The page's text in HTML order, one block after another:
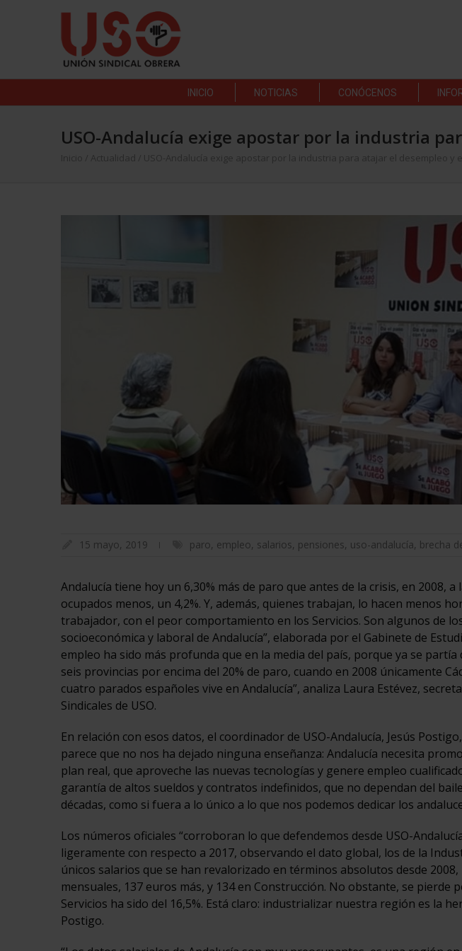
INICIO NOTICIAS CONÓCENOS
USO-Andalucía exige apostar por la industria
Inicio Actualidad USO-Andalucía exige apostar por la industria para atajar el desempleo y
15 mayo, 2019 paro, empleo, salarios, pensiones, uso-andalucía, brecha
Andalucía tiene hoy un 6,30% más de paro que antes de la crisis, en 2008,
ocupados menos, un 4,2%. Y, además, quienes trabajan, lo hacen menos
trabajador, con el peor comportamiento en los Servicios. Son algunos de
socioeconómica y laboral de Andalucía”, elaborada por el Gabinete de
empleo ha sido más profunda que en la media del país, porque ya se
seis provincias por encima del 20% de paro, cuando en 2008 únicamente
cuatro parados españoles vive en Andalucía”, analiza Laura Estévez,
Sindicales de USO.
En relación con esos datos, el coordinador de USO-Andalucía, Jesús
parece que no nos ha dejado ninguna enseñanza: Andalucía necesita
plan real, que aproveche las nuevas tecnologías y genere empleo
garantía de altos sueldos y contratos indefinidos, que no dependan del
décadas, como si fuera a lo único a lo que nos podemos dedicar los
Los números oficiales “corroboran lo que defendemos desde USO-
ligeramente con respecto a 2017, observando el dato global, los de la
únicos salarios que se han revalorizado en términos absolutos desde 2008,
mensuales, 137 euros más, y 134 en Construcción. No obstante, se pierde
Servicios ha sido del 16,5%. Está claro: industrializar nuestra región es la
Postigo.